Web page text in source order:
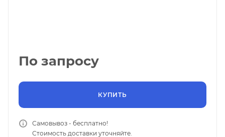
По запросу
КУПИТЬ
Самовывоз - бесплатно!
Стоимость доставки уточняйте.